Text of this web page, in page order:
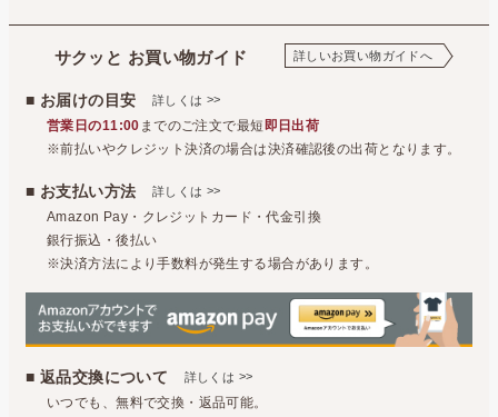
サクッと お買い物ガイド 詳しいお買い物ガイドへ
■ お届けの目安 詳しくは >>
営業日の11:00 までのご注文で最短 即日出荷
※前払いやクレジット決済の場合は決済確認後の出荷となります。
■ お支払い方法 詳しくは >>
Amazon Pay・クレジットカード・代金引換
銀行振込・後払い
※決済方法により手数料が発生する場合があります。
■ 返品交換について 詳しくは >>
いつでも、無料で交換・返品可能。